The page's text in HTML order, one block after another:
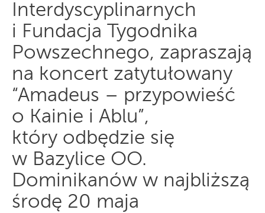
Interdyscyplinarnych
i Fundacja Tygodnika
Powszechnego, zapraszają
na koncert zatytułowany
“Amadeus – przypowieść
o Kainie i Ablu”,
który odbędzie się
w Bazylice OO.
Dominikanów w najbliższą
środę 20 maja